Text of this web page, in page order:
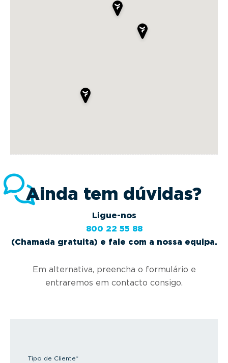
Ainda tem dúvidas?
Ligue-nos
800 22 55 88
(Chamada gratuita) e fale com a nossa equipa.
Em alternativa, preencha o formulário e
entraremos em contacto consigo.
Tipo de Cliente*